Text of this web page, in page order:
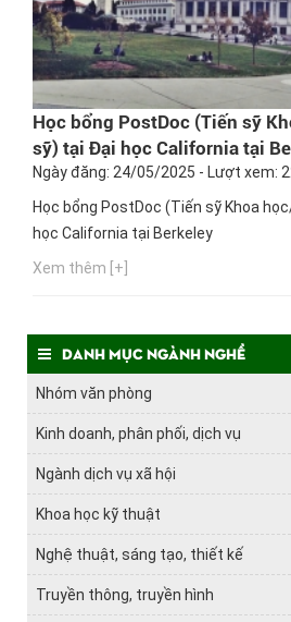
Học bổng PostDoc (Tiến sỹ
sỹ) tại Đại học California tại
Ngày đăng: 24/05/2025 - Lượt xem:
Học bổng PostDoc (Tiến sỹ Khoa
học California tại Berkeley
Xem thêm [+]
Danh mục ngành nghề
Nhóm văn phòng
Kinh doanh, phân phối, dịch vụ
Ngành dịch vụ xã hội
Khoa học kỹ thuật
Nghệ thuật, sáng tạo, thiết kế
Truyền thông, truyền hình